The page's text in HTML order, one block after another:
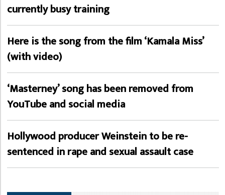
currently busy training
Here is the song from the film ‘Kamala Miss’
(with video)
‘Masterney’ song has been removed from
YouTube and social media
Hollywood producer Weinstein to be re-
sentenced in rape and sexual assault case